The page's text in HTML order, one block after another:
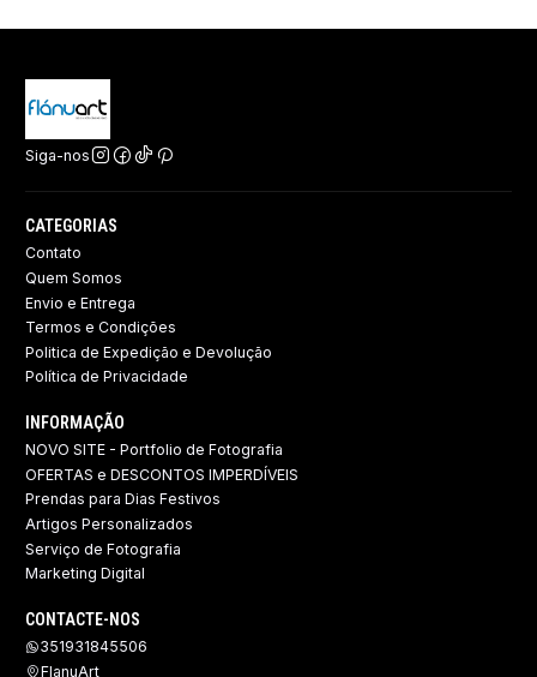
Siga-nos
CATEGORIAS
Contato
Quem Somos
Envio e Entrega
Termos e Condições
Politica de Expedição e Devolução ​
Política de Privacidade
INFORMAÇÃO
NOVO SITE - Portfolio de Fotografia
OFERTAS e DESCONTOS IMPERDÍVEIS
Prendas para Dias Festivos
Artigos Personalizados
Serviço de Fotografia
Marketing Digital
CONTACTE-NOS
351931845506
FlanuArt